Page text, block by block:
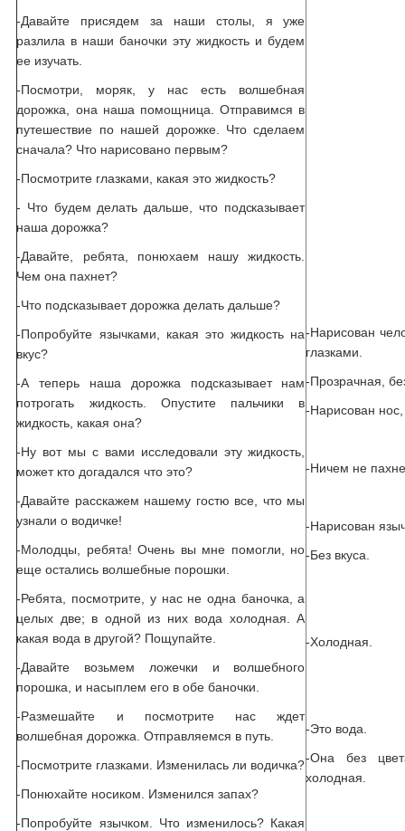
-Давайте присядем за наши столы, я уже
разлила в наши баночки эту жидкость и будем
ее изучать.
-Посмотри, моряк, у нас есть волшебная
дорожка, она наша помощница. Отправимся в
путешествие по нашей дорожке. Что сделаем
сначала? Что нарисовано первым?
-Посмотрите глазками, какая это жидкость?
- Что будем делать дальше, что подсказывает
наша дорожка?
-Давайте, ребята, понюхаем нашу жидкость.
Чем она пахнет?
-Что подсказывает дорожка делать дальше?
-Попробуйте язычками, какая это жидкость на
вкус?
-А теперь наша дорожка подсказывает нам
потрогать жидкость. Опустите пальчики в
жидкость, какая она?
-Ну вот мы с вами исследовали эту жидкость,
может кто догадался что это?
-Давайте расскажем нашему гостю все, что мы
узнали о водичке!
-Молодцы, ребята! Очень вы мне помогли, но
еще остались волшебные порошки.
-Ребята, посмотрите, у нас не одна баночка, а
целых две; в одной из них вода холодная. А
какая вода в другой? Пощупайте.
-Давайте возьмем ложечки и волшебного
порошка, и насыплем его в обе баночки.
-Размешайте и посмотрите нас ждет
волшебная дорожка. Отправляемся в путь.
-Посмотрите глазками. Изменилась ли водичка?
-Понюхайте носиком. Изменился запах?
-Попробуйте язычком. Что изменилось? Какая
-Нарисован
глазками.
-Прозрачная,
-Нарисован
-Ничем не
-Нарисован
-Без вкуса.
-Холодная.
-Это вода.
-Она без
холодная.